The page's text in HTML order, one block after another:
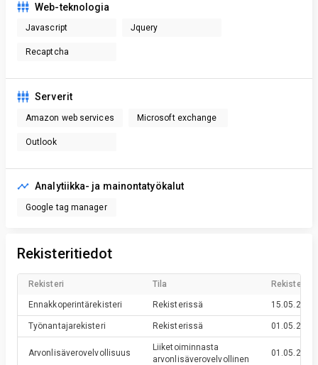
Web-teknologia
Javascript Jquery
Recaptcha
Serverit
Amazon web services Microsoft exchange
Outlook
Analytiikka- ja mainontatyökalut
Google tag manager
Rekisteritiedot
Rekisteri Tila
Ennakkoperintärekisteri Rekisterissä 15.05.2020
Työnantajarekisteri Rekisterissä 01.05.2020
Arvonlisäverovelvollisuus
Liiketoiminnasta
arvonlisäverovelvollinen
01.05.2020